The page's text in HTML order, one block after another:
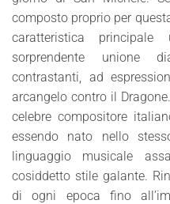
composto proprio per
caratteristica
sorprendente unione
contrastanti, ad
arcangelo contro il
celebre compositore
essendo nato nello
linguaggio musicale
cosiddetto stile galante.
di ogni epoca fino